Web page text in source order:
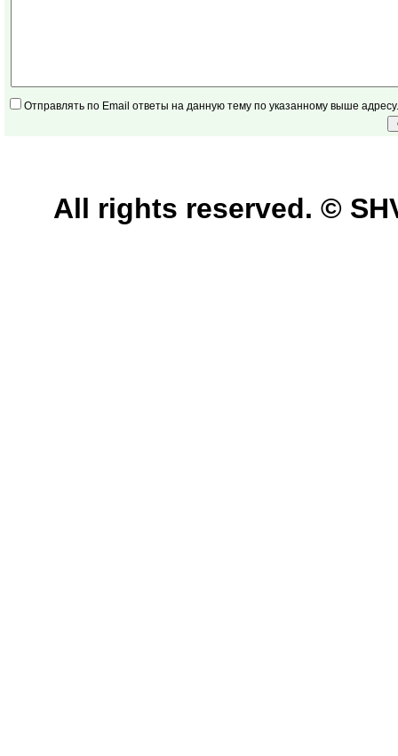
Отправлять по Email ответы на данную тему по указанному выше адресу.
All rights reserved. ©